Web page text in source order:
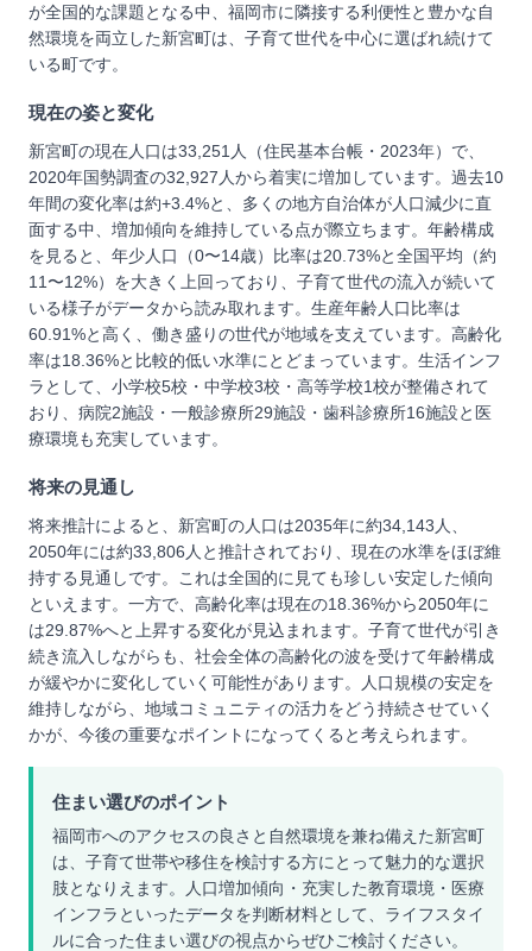
が全国的な課題となる中、福岡市に隣接する利便性と豊かな自
然環境を両立した新宮町は、子育て世代を中心に選ばれ続けて
いる町です。
現在の姿と変化
新宮町の現在人口は33,251人（住民基本台帳・2023年）で、
2020年国勢調査の32,927人から着実に増加しています。過去10
年間の変化率は約+3.4%と、多くの地方自治体が人口減少に直
面する中、増加傾向を維持している点が際立ちます。年齢構成
を見ると、年少人口（0〜14歳）比率は20.73%と全国平均（約
11〜12%）を大きく上回っており、子育て世代の流入が続いて
いる様子がデータから読み取れます。生産年齢人口比率は
60.91%と高く、働き盛りの世代が地域を支えています。高齢化
率は18.36%と比較的低い水準にとどまっています。生活インフ
ラとして、小学校5校・中学校3校・高等学校1校が整備されて
おり、病院2施設・一般診療所29施設・歯科診療所16施設と医
療環境も充実しています。
将来の見通し
将来推計によると、新宮町の人口は2035年に約34,143人、
2050年には約33,806人と推計されており、現在の水準をほぼ維
持する見通しです。これは全国的に見ても珍しい安定した傾向
といえます。一方で、高齢化率は現在の18.36%から2050年に
は29.87%へと上昇する変化が見込まれます。子育て世代が引き
続き流入しながらも、社会全体の高齢化の波を受けて年齢構成
が緩やかに変化していく可能性があります。人口規模の安定を
維持しながら、地域コミュニティの活力をどう持続させていく
かが、今後の重要なポイントになってくると考えられます。
住まい選びのポイント
福岡市へのアクセスの良さと自然環境を兼ね備えた新宮町
は、子育て世帯や移住を検討する方にとって魅力的な選択
肢となりえます。人口増加傾向・充実した教育環境・医療
インフラといったデータを判断材料として、ライフスタイ
ルに合った住まい選びの視点からぜひご検討ください。